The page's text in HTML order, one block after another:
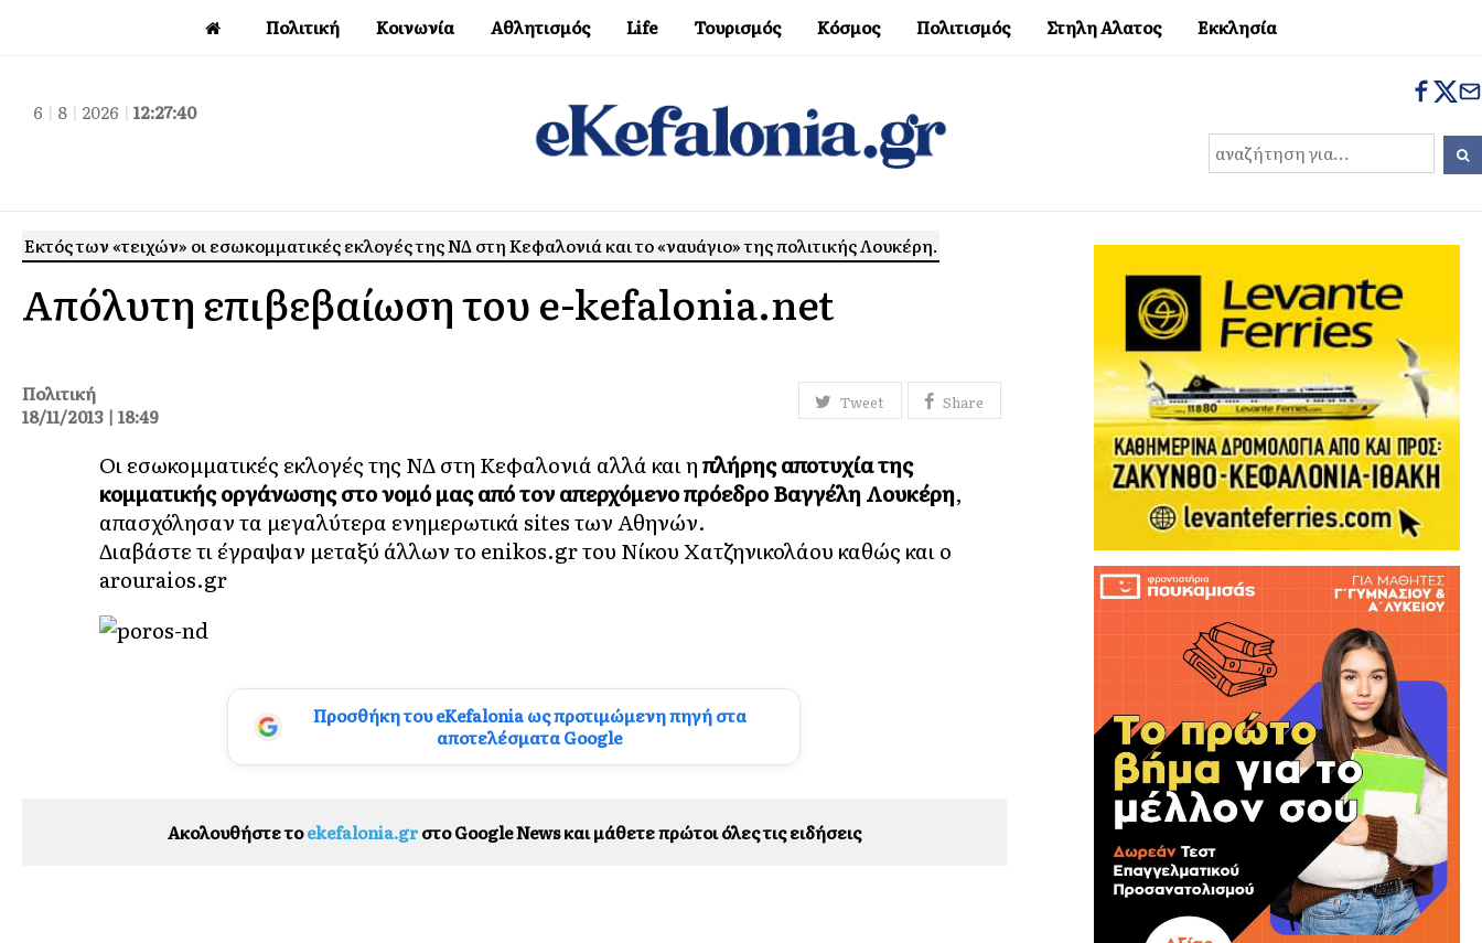
Πολιτική Κοινωνία Αθλητισμός Life Τουρισμός Κόσμος Πολιτισμός Στηλη Αλατος Εκκλησία
6 | 8 | 2026 | 12:27:41
Εκτός των «τειχών» οι εσωκομματικές εκλογές της ΝΔ στη Κεφαλονιά και το «ναυάγιο» της πολιτικής Λουκέρη.
Απόλυτη επιβεβαίωση του e-kefalonia.net
Tweet Share
Πολιτική
18/11/2013 | 18:49
Οι εσωκομματικές εκλογές της ΝΔ στη Κεφαλονιά αλλά και ηπλήρης αποτυχία της
κομματικής οργάνωσης στο νομό μας από τον απερχόμενο πρόεδρο Βαγγέλη Λουκέρη,
απασχόλησαν τα μεγαλύτερα ενημερωτικά sites των Αθηνών.
Διαβάστε τι έγραψαν μεταξύ άλλων το enikos.grτου Νίκου Χατζηνικολάου καθώς και ο
arouraios.gr
Προσθήκη του eKefalonia ως προτιμώμενη πηγή στα
αποτελέσματα Google
Ακολουθήστε τοekefalonia.grστο Google News και μάθετε πρώτοι όλες τις ειδήσεις